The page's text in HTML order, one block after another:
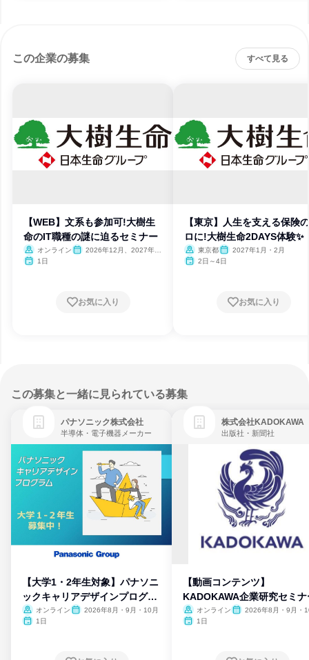
この企業の募集 すべて見る
【WEB】文系も参加可!大樹生
命のIT職種の謎に迫るセミナー
オンライン
2026年12月、2027年1
1日
お気に入り
【東京】人生を支える保険
ロに!大樹生命2DAYS体験✨
東京都
2027年1月・2月
2日～4日
お気に入り
この募集と一緒に見られている募集
パナソニック株式会社
半導体・電子機器メーカー
【大学1・2年生対象】パナソニ
ックキャリアデザインプログラ
ム
オンライン
2026年8月・9月・10月
1日
株式会社KADOKAWA
出版社・新聞社
【動画コンテンツ】
KADOKAWA企業研究セミナ
オンライン
2026年8月・9月・
1日